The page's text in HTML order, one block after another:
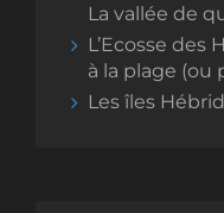
La vallée de
L’Ecosse des
à la plage (ou
Les îles